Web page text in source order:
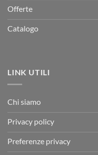
Offerte
Catalogo
LINK UTILI
Chi siamo
Privacy policy
Preferenze privacy